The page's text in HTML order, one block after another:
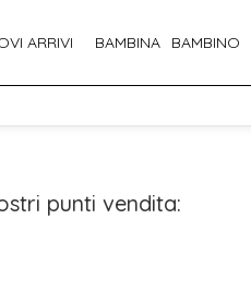
ARRIVI BAMBINA BAMBINO
punti vendita: